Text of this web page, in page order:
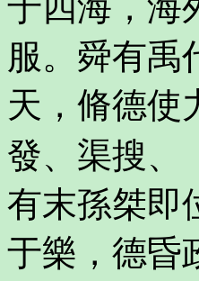
于四海，海
服。舜有禹
天，脩德使
發、渠搜、
有末孫桀即
于樂，德昏